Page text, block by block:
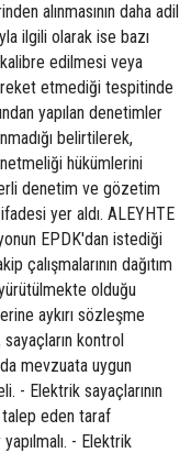
alınmasının daha adil
ilgili olarak ise bazı
edilmesi veya
etmediği tespitinde
yapılan denetimler
belirtilerek,
hükümlerini
denetim ve gözetim
yer aldı. ALEYHTE
EPDK'dan istediği
çalışmalarının dağıtım
olduğu
aykırı sözleşme
sayaçların kontrol
mevzuata uygun
- Elektrik sayaçlarının
eden taraf
- Elektrik